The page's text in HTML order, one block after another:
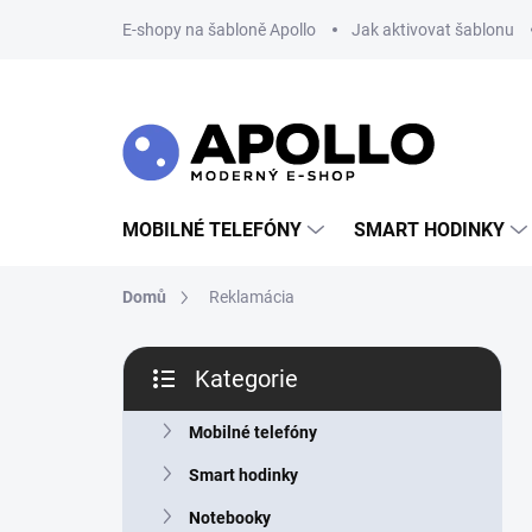
E-shopy na šabloně Apollo Jak aktivovat šablonu
MOBILNÉ TELEFÓNY SMART HODINKY
Domů Reklamácia
P
s
kategorie
Kategorie
Mobilné telefóny
Smart hodinky
Notebooky